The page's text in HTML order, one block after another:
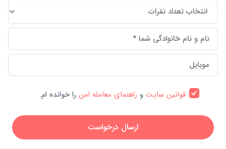
قوانین سایتو راهنمای معامله امنرا خوانده ام.
ارسال درخواست